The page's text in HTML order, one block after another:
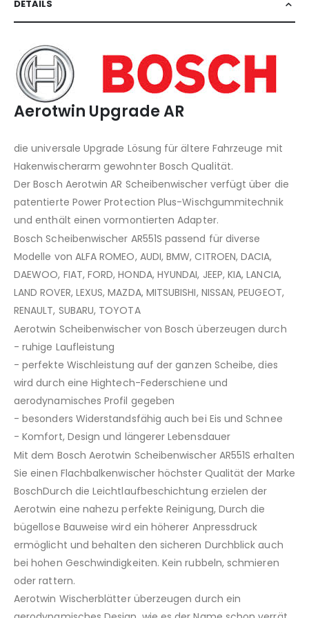
DETAILS
Aerotwin Upgrade AR
die universale Upgrade Lösung für ältere Fahrzeuge mit
Hakenwischerarm gewohnter Bosch Qualität.
Der Bosch Aerotwin AR Scheibenwischer verfügt über die
patentierte Power Protection Plus-Wischgummitechnik
und enthält einen vormontierten Adapter.
Bosch Scheibenwischer AR551S passend für diverse
Modelle von ALFA ROMEO, AUDI, BMW, CITROEN, DACIA,
DAEWOO, FIAT, FORD, HONDA, HYUNDAI, JEEP, KIA, LANCIA,
LAND ROVER, LEXUS, MAZDA, MITSUBISHI, NISSAN, PEUGEOT,
RENAULT, SUBARU, TOYOTA
Aerotwin Scheibenwischer von Bosch überzeugen durch
- ruhige Laufleistung
- perfekte Wischleistung auf der ganzen Scheibe, dies
wird durch eine Hightech-Federschiene und
aerodynamisches Profil gegeben
- besonders Widerstandsfähig auch bei Eis und Schnee
- Komfort, Design und längerer Lebensdauer
Mit dem Bosch Aerotwin Scheibenwischer AR551S erhalten
Sie einen Flachbalkenwischer höchster Qualität der Marke
BoschDurch die Leichtlaufbeschichtung erzielen der
Aerotwin eine nahezu perfekte Reinigung, Durch die
bügellose Bauweise wird ein höherer Anpressdruck
ermöglicht und behalten den sicheren Durchblick auch
bei hohen Geschwindigkeiten. Kein rubbeln, schmieren
oder rattern.
Aerotwin Wischerblätter überzeugen durch ein